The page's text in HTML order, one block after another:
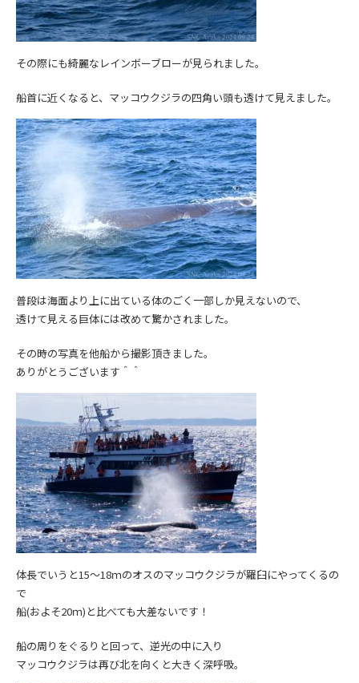
その際にも綺麗なレインボーブローが見られました。
船首に近くなると、マッコウクジラの四角い頭も透けて見えました。
普段は海面より上に出ている体のごく一部しか見えないので、
透けて見える巨体には改めて驚かされました。
その時の写真を他船から撮影頂きました。
ありがとうございます＾＾
体長でいうと15～18ｍのオスのマッコウクジラが羅臼にやってくるの
で
船(およそ20ｍ)と比べても大差ないです！
船の周りをぐるりと回って、逆光の中に入り
マッコウクジラは再び北を向くと大きく深呼吸。